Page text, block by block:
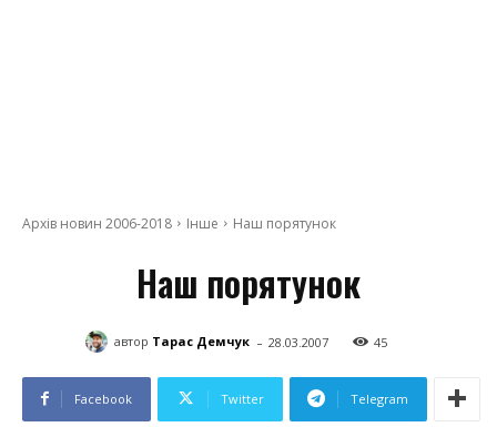
Архів новин 2006-2018 Інше Наш порятунок
Наш порятунок
автор Тарас Демчук - 28.03.2007 45
Facebook Twitter Telegram